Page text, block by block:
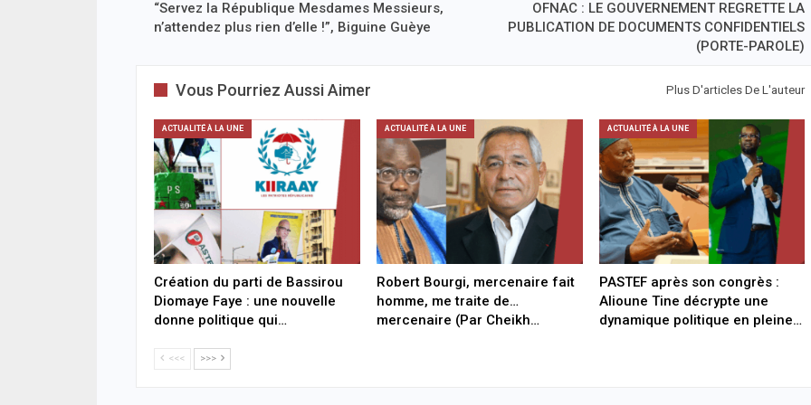
“Servez la République Mesdames Messieurs,
n’attendez plus rien d’elle !”, Biguine Guèye
OFNAC : LE GOUVERNEMENT REGRETTE LA
PUBLICATION DE DOCUMENTS CONFIDENTIELS
(PORTE-PAROLE)
Vous Pourriez Aussi Aimer Plus D'articles De L'auteur
ACTUALITÉ À LA UNE
Création du parti de Bassirou
Diomaye Faye : une nouvelle
donne politique qui…
ACTUALITÉ À LA UNE
Robert Bourgi, mercenaire fait
homme, me traite de…
mercenaire (Par Cheikh…
ACTUALITÉ À LA UNE
PASTEF après son congrès :
Alioune Tine décrypte une
dynamique politique en pleine…
<<< >>>